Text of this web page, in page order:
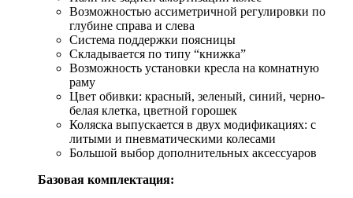
Возможностью ассиметричной регулировки по
глубине справа и слева
Система поддержки поясницы
Складывается по типу “книжка”
Возможность установки кресла на комнатную
раму
Цвет обивки: красный, зеленый, синий, черно-
белая клетка, цветной горошек
Коляска выпускается в двух модификациях: с
литыми и пневматическими колесами
Большой выбор дополнительных аксессуаров
Базовая комплектация: